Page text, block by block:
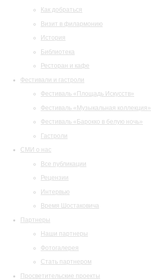
Как добраться
Визит в филармонию
История
Библиотека
Ресторан и кафе
Фестивали и гастроли
Фестиваль «Площадь Искусств»
Фестиваль «Музыкальная коллекция»
Фестиваль «Барокко в белую ночь»
Гастроли
СМИ о нас
Все публикации
Рецензии
Интервью
Время Шостаковича
Партнеры
Наши партнеры
Фотогалерея
Стать партнером
Просветительские проекты